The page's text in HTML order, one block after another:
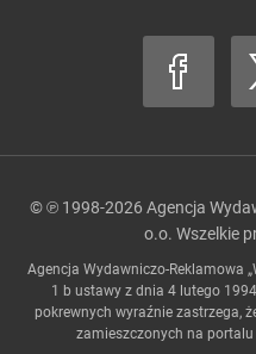
© ℗ 1998-2026 Agencja
o.o. Wszelkie
Agencja Wydawniczo-Reklamowa
1 b ustawy z dnia 4 lutego
pokrewnych wyraźnie zastrzega,
zamieszczonych na portalu